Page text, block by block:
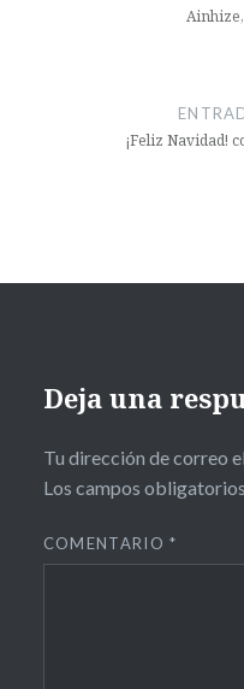
¡Feliz Navidad!
Deja una
Tu dirección de correo
Los campos
COMENTARIO*